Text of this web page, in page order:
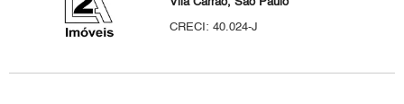
CRECI: 40.024-J